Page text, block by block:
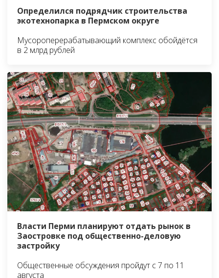
Определился подрядчик строительства
экотехнопарка в Пермском округе
Мусороперерабатывающий комплекс обойдётся
в 2 млрд рублей
Власти Перми планируют отдать рынок в
Заостровке под общественно-деловую
застройку
Общественные обсуждения пройдут с 7 по 11
августа